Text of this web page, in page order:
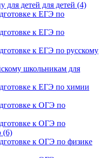
для детей для детей (4)
к ЕГЭ по
к ЕГЭ по
к ЕГЭ по русскому
школьникам для
к ЕГЭ по химии
к ОГЭ по
к ОГЭ по
(6)
к ОГЭ по физике